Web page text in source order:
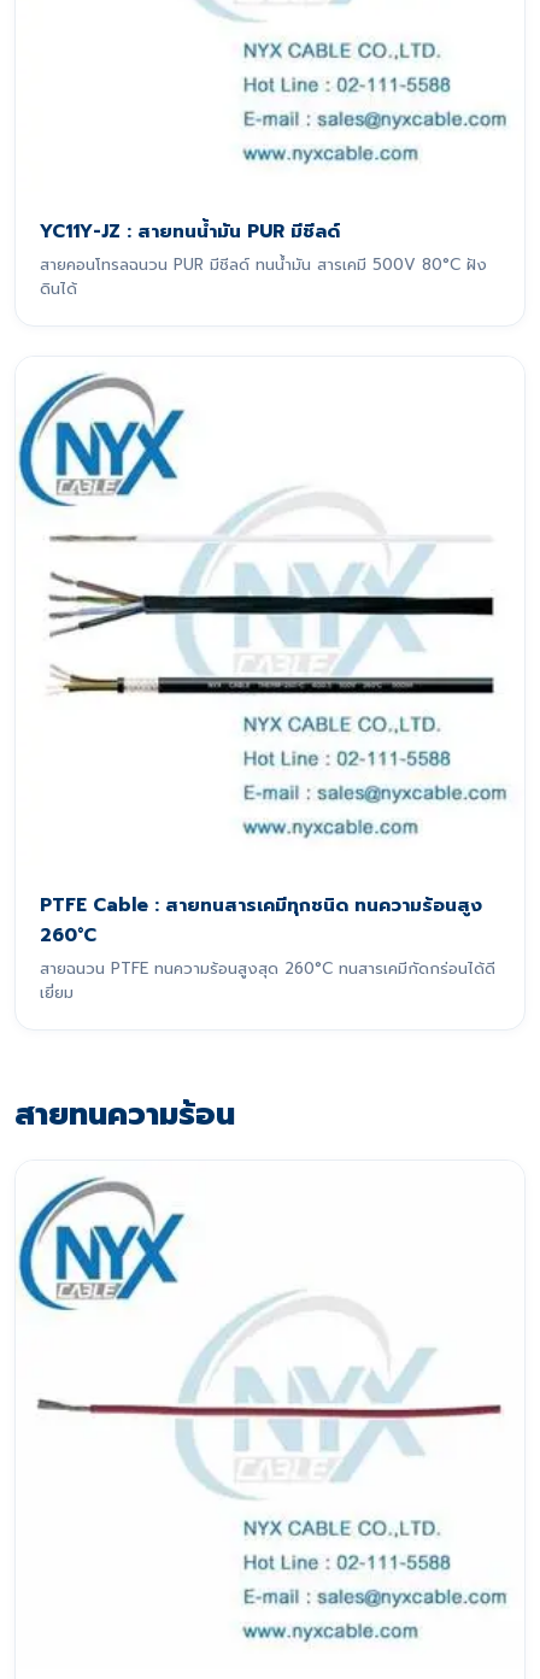
YC11Y-JZ : สายทนน้ำมัน PUR มีชีลด์
สายคอนโทรลฉนวน PUR มีชีลด์ ทนน้ำมัน สารเคมี 500V 80°C ฝัง
ดินได้
PTFE Cable : สายทนสารเคมีทุกชนิด ทนความร้อนสูง
260°C
สายฉนวน PTFE ทนความร้อนสูงสุด 260°C ทนสารเคมีกัดกร่อนได้ดี
เยี่ยม
สายทนความร้อน